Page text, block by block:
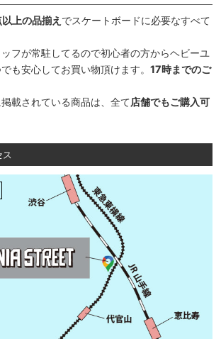
上の品揃え でスケートボードに必要なすべて
フが常駐してるので初心者の方からヘビーユ
も安心してお買い物頂けます。 17時までのご
載されている商品は、全て店舗でもご購入可
ス